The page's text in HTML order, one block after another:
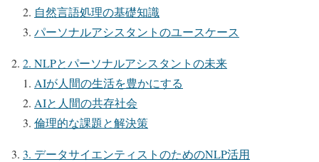
自然言語処理の基礎知識
パーソナルアシスタントのユースケース
2. NLPとパーソナルアシスタントの未来
AIが人間の生活を豊かにする
AIと人間の共存社会
倫理的な課題と解決策
3. データサイエンティストのためのNLP活用